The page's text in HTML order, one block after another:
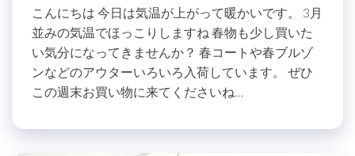
こんにちは 今日は気温が上がって暖かいです。 3月
並みの気温でほっこりしますね 春物も少し買いた
い気分になってきませんか？ 春コートや春ブルゾ
ンなどのアウターいろいろ入荷しています。 ぜひ
この週末お買い物に来てくださいね…